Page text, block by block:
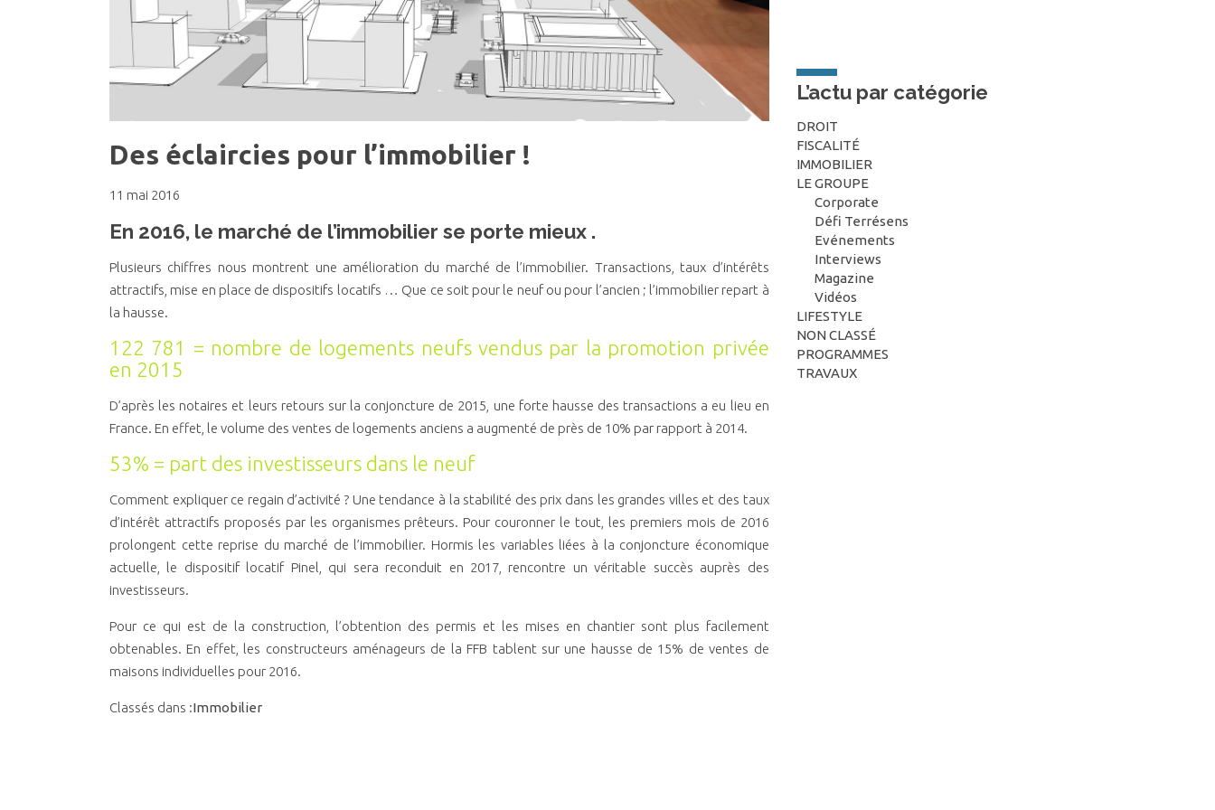
Des éclaircies pour l’immobilier !
11 mai 2016
En 2016, le marché de l’immobilier se porte mieux .
Plusieurs chiffres nous montrent une amélioration du marché de l’immobilier. Transactions, taux d’intérêts
attractifs, mise en place de dispositifs locatifs … Que ce soit pour le neuf ou pour l’ancien ; l’immobilier repart à
la hausse.
122 781 = nombre de logements neufs vendus par la promotion privée
en 2015
D’après les notaires et leurs retours sur la conjoncture de 2015, une forte hausse des transactions a eu lieu en
France. En effet, le volume des ventes de logements anciens a augmenté de près de 10% par rapport à 2014.
53% = part des investisseurs dans le neuf
Comment expliquer ce regain d’activité ? Une tendance à la stabilité des prix dans les grandes villes et des taux
d’intérêt attractifs proposés par les organismes prêteurs. Pour couronner le tout, les premiers mois de 2016
prolongent cette reprise du marché de l’immobilier. Hormis les variables liées à la conjoncture économique
actuelle, le dispositif locatif Pinel, qui sera reconduit en 2017, rencontre un véritable succès auprès des
investisseurs.
Pour ce qui est de la construction, l’obtention des permis et les mises en chantier sont plus facilement
obtenables. En effet, les constructeurs aménageurs de la FFB tablent sur une hausse de 15% de ventes de
maisons individuelles pour 2016.
Classés dans :Immobilier
L’actu par catégorie
DROIT
FISCALITÉ
IMMOBILIER
LE GROUPE
Corporate
Défi Terrésens
Evénements
Interviews
Magazine
Vidéos
LIFESTYLE
NON CLASSÉ
PROGRAMMES
TRAVAUX